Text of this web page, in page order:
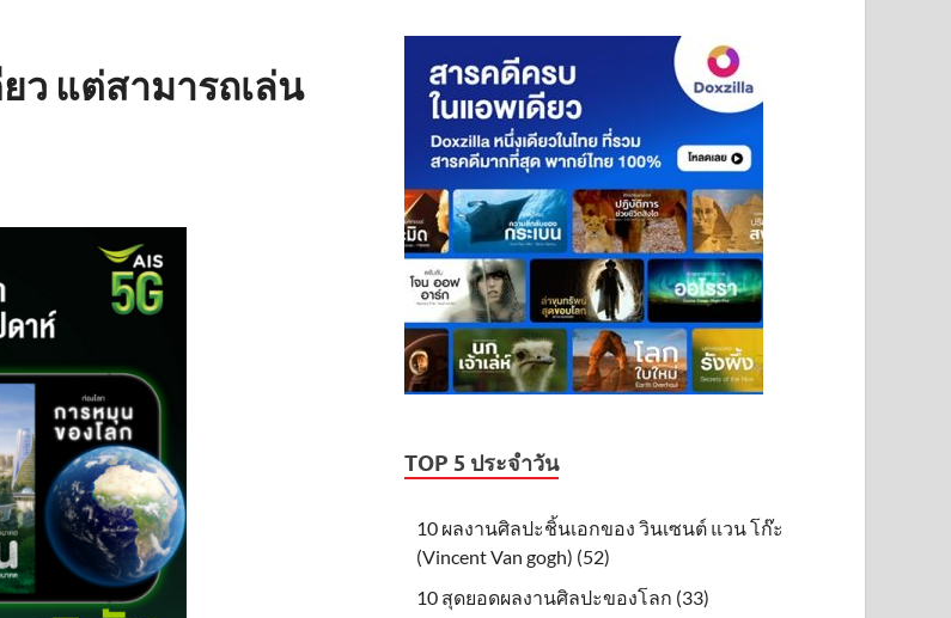
แต่สามารถเล่น
TOP 5 ประจำวัน
10 ผลงานศิลปะชิ้นเอกของ วินเซนต์ แวน โก๊ะ
(Vincent Van gogh) (52)
10 สุดยอดผลงานศิลปะของโลก (33)